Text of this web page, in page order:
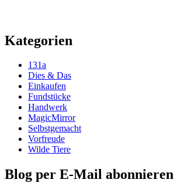
Kategorien
131a
Dies & Das
Einkaufen
Fundstücke
Handwerk
MagicMirror
Selbstgemacht
Vorfreude
Wilde Tiere
Blog per E-Mail abonnieren